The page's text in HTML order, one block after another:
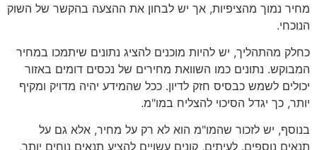
מחיר נמוך מהציפיות, אך יש לבחון את ההצעה בהקשר של השוק
הנוכחי.
כחלק מהתהליך, יש להיות מוכנים להציג נתונים שיתמכו במחיר
המבוקש. נתונים כמו השוואת מחירים של נכסים דומים באזור
יכולים לשמש כבסיס חזק לדיון. ככל שהמידע יהיה מדויק ומקיף
יותר, כך יגדל הסיכוי להצליח במו"מ.
בנוסף, יש לזכור שהמו"מ הוא לא רק על מחיר, אלא גם על
תנאים נוספים. לעיתים, קונים עשויים להציע תנאים נוחים יותר,